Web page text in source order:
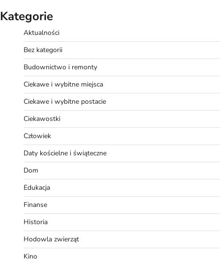
Kategorie
Aktualności
Bez kategorii
Budownictwo i remonty
Ciekawe i wybitne miejsca
Ciekawe i wybitne postacie
Ciekawostki
Człowiek
Daty kościelne i świąteczne
Dom
Edukacja
Finanse
Historia
Hodowla zwierząt
Kino